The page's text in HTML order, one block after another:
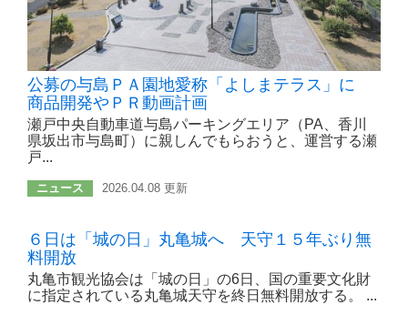
公募の与島ＰＡ園地愛称「よしまテラス」に
商品開発やＰＲ動画計画
瀬戸中央自動車道与島パーキングエリア（PA、香川
県坂出市与島町）に親しんでもらおうと、運営する瀬
戸...
ニュース 2026.04.08 更新
６日は「城の日」丸亀城へ 天守１５年ぶり無
料開放
丸亀市観光協会は「城の日」の6日、国の重要文化財
に指定されている丸亀城天守を終日無料開放する。 ...